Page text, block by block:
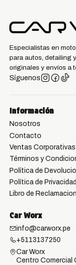
Especialistas en
para autos, detailing
originales y envíos a
Síguenos
Información
Nosotros
Contacto
Ventas Corporativas
Términos y
Política de
Política de Privacidad
Libro de
Car Worx
info@carworx.pe
+5113137250
Car Worx
Centro Comercial